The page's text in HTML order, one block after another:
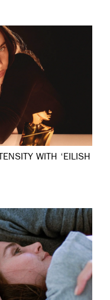
WITH ‘EILISH